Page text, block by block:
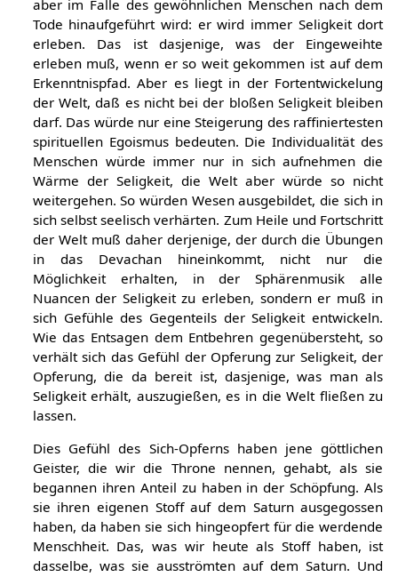
aber im Falle des gewöhnlichen Menschen nach dem
Tode hinaufgeführt wird: er wird immer Seligkeit dort
erleben. Das ist dasjenige, was der Eingeweihte
erleben muß, wenn er so weit gekommen ist auf dem
Erkenntnispfad. Aber es liegt in der Fortentwickelung
der Welt, daß es nicht bei der bloßen Seligkeit bleiben
darf. Das würde nur eine Steigerung des raffiniertesten
spirituellen Egoismus bedeuten. Die Individualität des
Menschen würde immer nur in sich aufnehmen die
Wärme der Seligkeit, die Welt aber würde so nicht
weitergehen. So würden Wesen ausgebildet, die sich in
sich selbst seelisch verhärten. Zum Heile und Fortschritt
der Welt muß daher derjenige, der durch die Übungen
in das Devachan hineinkommt, nicht nur die
Möglichkeit erhalten, in der Sphärenmusik alle
Nuancen der Seligkeit zu erleben, sondern er muß in
sich Gefühle des Gegenteils der Seligkeit entwickeln.
Wie das Entsagen dem Entbehren gegenübersteht, so
verhält sich das Gefühl der Opferung zur Seligkeit, der
Opferung, die da bereit ist, dasjenige, was man als
Seligkeit erhält, auszugießen, es in die Welt fließen zu
lassen.
Dies Gefühl des Sich-Opferns haben jene göttlichen
Geister, die wir die Throne nennen, gehabt, als sie
begannen ihren Anteil zu haben in der Schöpfung. Als
sie ihren eigenen Stoff auf dem Saturn ausgegossen
haben, da haben sie sich hingeopfert für die werdende
Menschheit. Das, was wir heute als Stoff haben, ist
dasselbe, was sie ausströmten auf dem Saturn. Und